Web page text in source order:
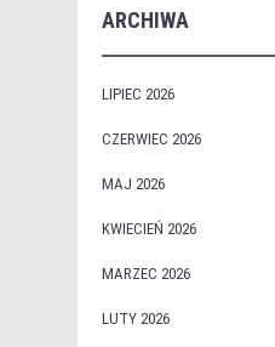
ARCHIWA
LIPIEC 2026
CZERWIEC 2026
MAJ 2026
KWIECIEŃ 2026
MARZEC 2026
LUTY 2026